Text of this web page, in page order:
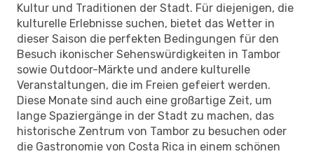
Kultur und Traditionen der Stadt. Für diejenigen, die
kulturelle Erlebnisse suchen, bietet das Wetter in
dieser Saison die perfekten Bedingungen für den
Besuch ikonischer Sehenswürdigkeiten in Tambor
sowie Outdoor-Märkte und andere kulturelle
Veranstaltungen, die im Freien gefeiert werden.
Diese Monate sind auch eine großartige Zeit, um
lange Spaziergänge in der Stadt zu machen, das
historische Zentrum von Tambor zu besuchen oder
die Gastronomie von Costa Rica in einem schönen